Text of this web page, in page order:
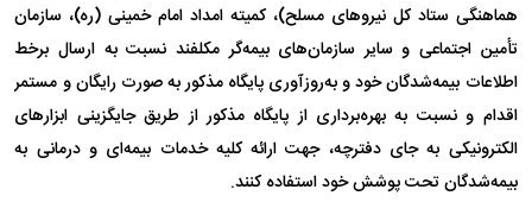
هماهنگی ستاد کل نیرو‌های مسلح)، کمیته امداد امام خمینی (ره)، سازمان
تأمین اجتماعی و سایر سازمان‌های بیمه‌گر مکلفند نسبت به ارسال برخط
اطلاعات بیمه‌شدگان خود و به‌روزآوری پایگاه مذکور به صورت رایگان و مستمر
اقدام و نسبت به بهره‌برداری از پایگاه مذکور از طریق جایگزینی ابزار‌های
الکترونیکی به جای دفترچه، جهت ارائه کلیه خدمات بیمه‌ای و درمانی به
بیمه‌شدگان تحت پوشش خود استفاده کنند.